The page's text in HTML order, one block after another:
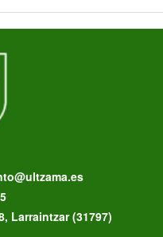
Larraintzar (31797)